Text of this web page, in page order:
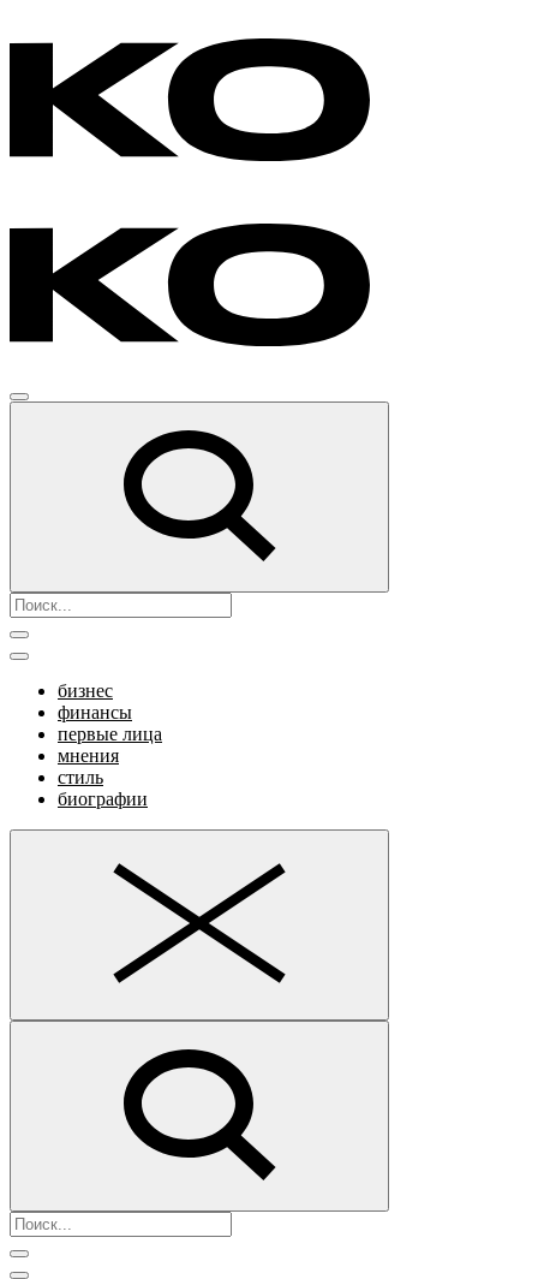
бизнес
финансы
первые лица
мнения
стиль
биографии